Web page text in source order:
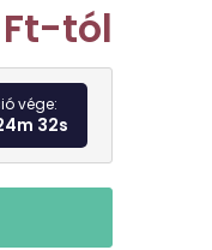
-tól
Egységár:
vége:
30s